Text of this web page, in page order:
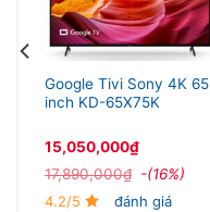
Google Tivi Sony 4K 65
inch KD-65X75K
15,050,000₫
17,890,000₫ -(16%)
4.2/5
đánh giá